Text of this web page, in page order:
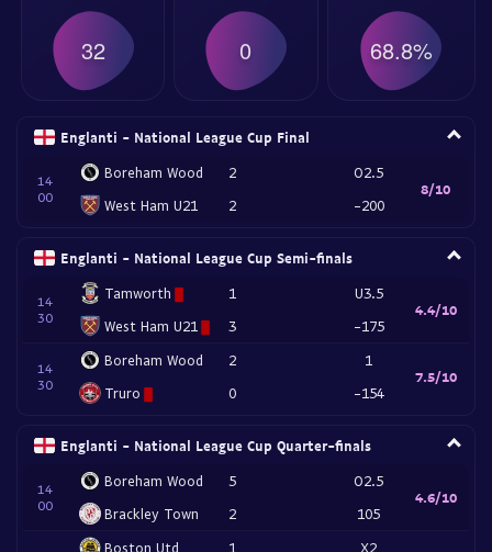
32 0 68.8%
Englanti - National League Cup Final
14
00
Boreham Wood
West Ham U21
2
2
O2.5
-200
8/10
Englanti - National League Cup Semi-finals
14
30
Tamworth
West Ham U21
1
3
U3.5
-175
4.4/10
14
30
Boreham Wood
Truro
2
0
1
-154
7.5/10
Englanti - National League Cup Quarter-finals
14
00
Boreham Wood
Brackley Town
5
2
O2.5
105
4.6/10
Boston Utd
1
X2